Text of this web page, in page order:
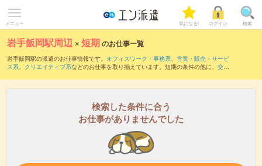
メニュー 気になる! ログイン 検索
岩手飯岡駅周辺 ×短期のお仕事一覧
岩手飯岡駅の派遣のお仕事情報です。 オフィスワーク・事務系、 営業・販売・サービ
ス系、 クリエイティブ系などのお仕事を取り揃えています。短期の条件の他に、 交通
検索した条件に合う
お仕事がありませんでした